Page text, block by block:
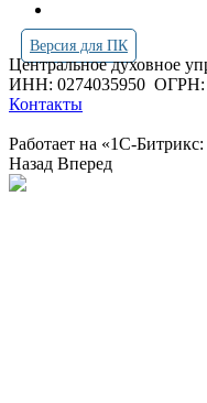
Версия для ПК
Центральное духовное
ИНН: 0274035950 ОГРН:
Контакты
Работает на «1С-
Назад Вперед